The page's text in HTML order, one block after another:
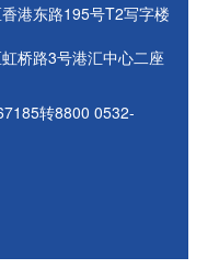
港东路195号T2写字楼
桥路3号港汇中心二座
转8800 0532-